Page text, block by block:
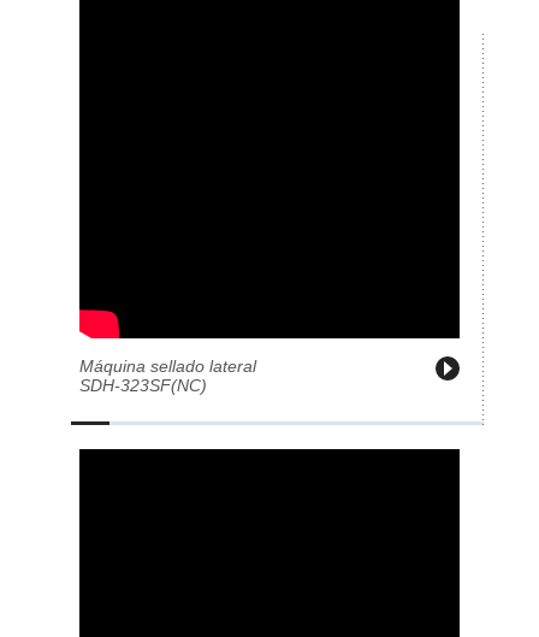
Máquina sellado lateral
SDH-323SF(NC)